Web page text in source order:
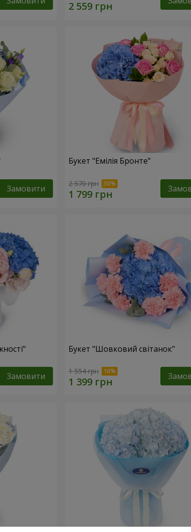
Замовити
Букет "Емілія Бронте"
2 570 грн
Замовити
Букет "Шовковий світанок"
1 554 грн